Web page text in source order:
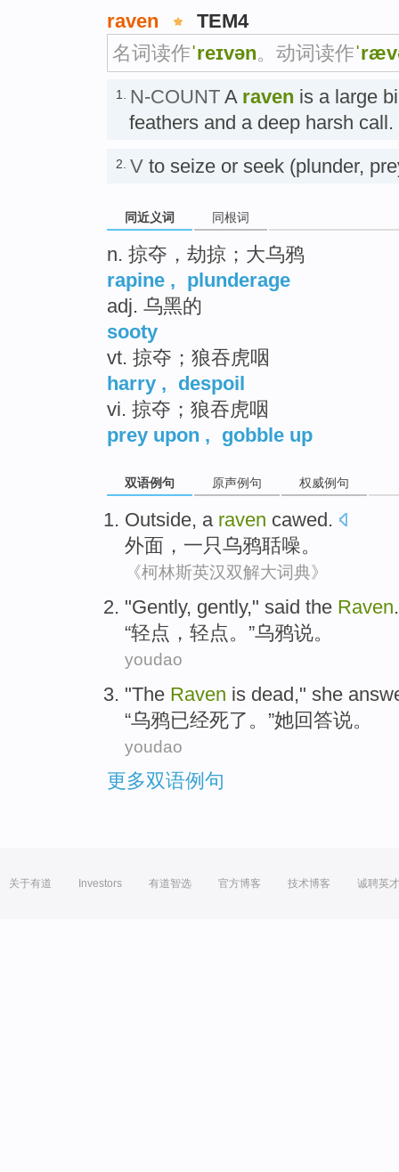
raven
TEM4
名词读作ˈreɪvən。动词读作
1. N-COUNT A raven is a large
feathers and a deep harsh call.
2. V to seize or seek (plunder,
同近义词 同根词
n. 掠夺，劫掠；大乌鸦
rapine , plunderage
adj. 乌黑的
sooty
vt. 掠夺；狼吞虎咽
harry , despoil
vi. 掠夺；狼吞虎咽
prey upon , gobble up
双语例句 原声例句 权威例句
Outside, a raven cawed.
外面 ， 一只乌鸦聒噪。
《柯林斯英汉双解大词典》
"Gently, gently," said the Raven.
“轻点 ，轻点。”乌鸦说。
youdao
"The Raven is dead," she
“乌鸦已经死了。”她回答说。
youdao
更多双语例句
关于有道 Investors 有道智选 官方博客 技术博客 诚聘英才